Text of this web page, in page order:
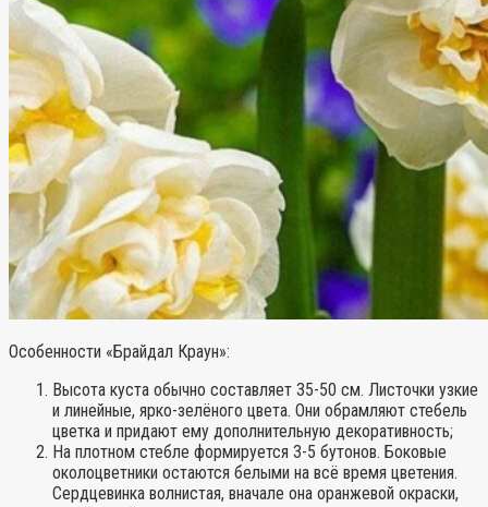
Особенности «Брайдал Краун»:
Высота куста обычно составляет 35-50 см. Листочки узкие
и линейные, ярко-зелёного цвета. Они обрамляют стебель
цветка и придают ему дополнительную декоративность;
На плотном стебле формируется 3-5 бутонов. Боковые
околоцветники остаются белыми на всё время цветения.
Сердцевинка волнистая, вначале она оранжевой окраски,